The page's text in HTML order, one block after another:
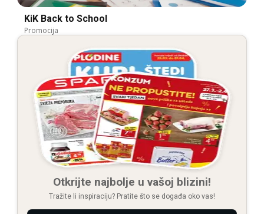
KiK Back to School
Promocija
Otkrijte najbolje u vašoj blizini!
Tražite li inspiraciju? Pratite što se događa oko vas!